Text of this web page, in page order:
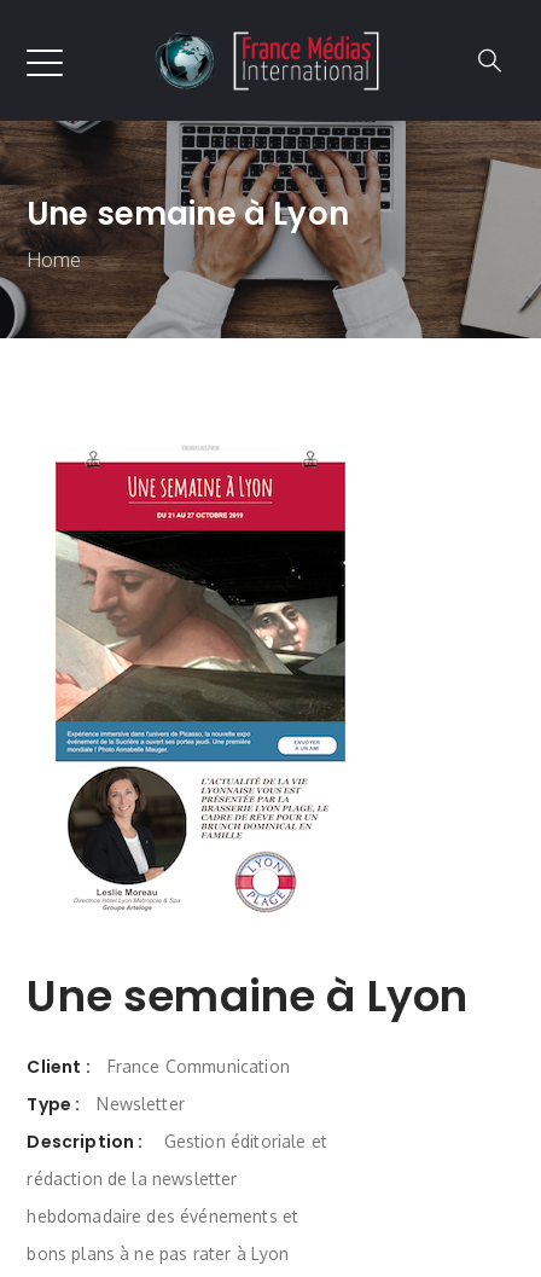
Une semaine à Lyon
Home
Une semaine à Lyon
Client : France Communication
Type : Newsletter
Description :
Gestion éditoriale et
rédaction de la newsletter
hebdomadaire des événements et
bons plans à ne pas rater à Lyon